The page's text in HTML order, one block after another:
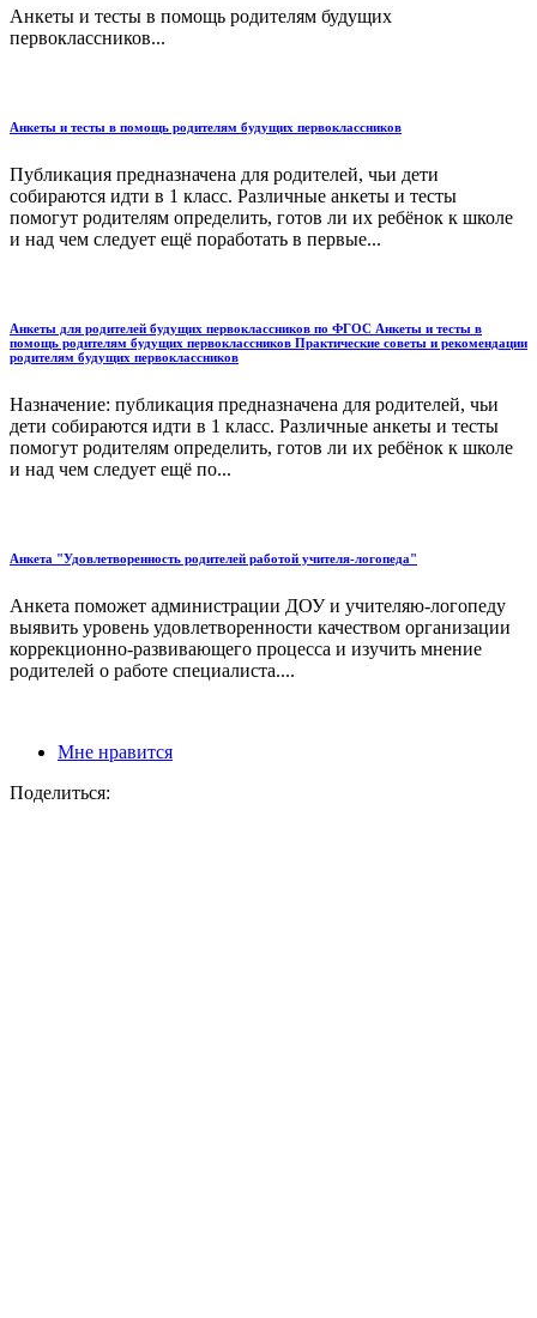
Анкеты и тесты в помощь родителям будущих
первоклассников...
Анкеты и тесты в помощь родителям будущих первоклассников
Публикация предназначена для родителей, чьи дети
собираются идти в 1 класс. Различные анкеты и тесты
помогут родителям определить, готов ли их ребёнок к школе
и над чем следует ещё поработать в первые...
Анкеты для родителей будущих первоклассников по ФГОС Анкеты и тесты в
помощь родителям будущих первоклассников Практические советы и рекомендации
родителям будущих первоклассников
Назначение: публикация предназначена для родителей, чьи
дети собираются идти в 1 класс. Различные анкеты и тесты
помогут родителям определить, готов ли их ребёнок к школе
и над чем следует ещё по...
Анкета "Удовлетворенность родителей работой учителя-логопеда"
Анкета поможет администрации ДОУ и учителяю-логопеду
выявить уровень удовлетворенности качеством организации
коррекционно-развивающего процесса и изучить мнение
родителей о работе специалиста....
Мне нравится
Поделиться: